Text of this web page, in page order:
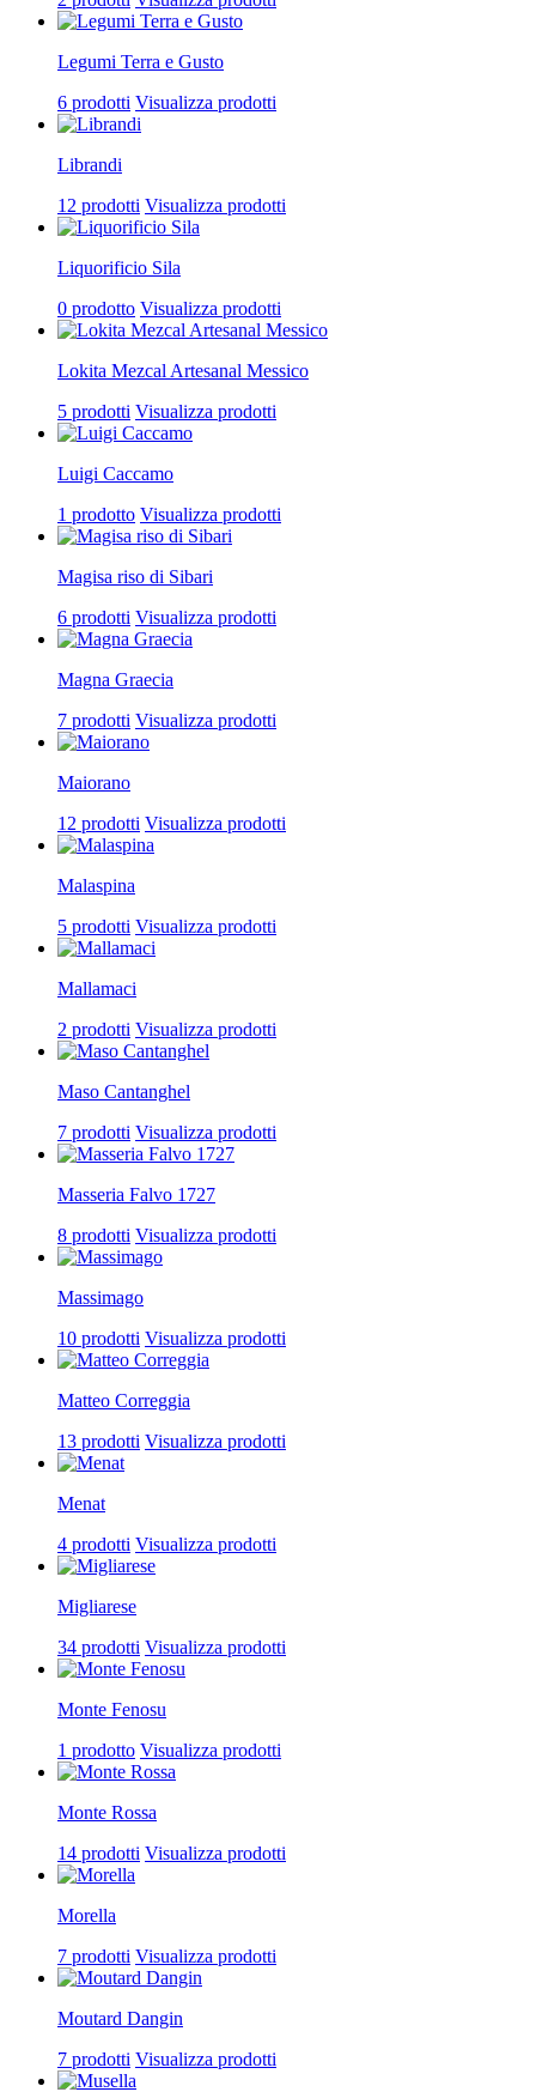
Legumi Terra e Gusto
6 prodotti Visualizza prodotti
Librandi
12 prodotti Visualizza prodotti
Liquorificio Sila
0 prodotto Visualizza prodotti
Lokita Mezcal Artesanal Messico
5 prodotti Visualizza prodotti
Luigi Caccamo
1 prodotto Visualizza prodotti
Magisa riso di Sibari
6 prodotti Visualizza prodotti
Magna Graecia
7 prodotti Visualizza prodotti
Maiorano
12 prodotti Visualizza prodotti
Malaspina
5 prodotti Visualizza prodotti
Mallamaci
2 prodotti Visualizza prodotti
Maso Cantanghel
7 prodotti Visualizza prodotti
Masseria Falvo 1727
8 prodotti Visualizza prodotti
Massimago
10 prodotti Visualizza prodotti
Matteo Correggia
13 prodotti Visualizza prodotti
Menat
4 prodotti Visualizza prodotti
Migliarese
34 prodotti Visualizza prodotti
Monte Fenosu
1 prodotto Visualizza prodotti
Monte Rossa
14 prodotti Visualizza prodotti
Morella
7 prodotti Visualizza prodotti
Moutard Dangin
7 prodotti Visualizza prodotti